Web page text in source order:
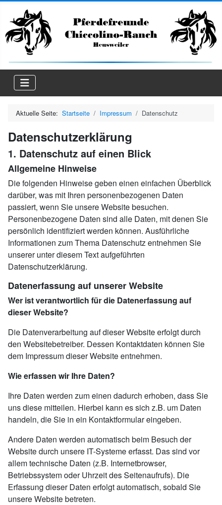
Aktuelle Seite: Startseite Impressum Datenschutz
Datenschutzerklärung
1. Datenschutz auf einen Blick
Allgemeine Hinweise
Die folgenden Hinweise geben einen einfachen Überblick
darüber, was mit Ihren personenbezogenen Daten
passiert, wenn Sie unsere Website besuchen.
Personenbezogene Daten sind alle Daten, mit denen Sie
persönlich identifiziert werden können. Ausführliche
Informationen zum Thema Datenschutz entnehmen Sie
unserer unter diesem Text aufgeführten
Datenschutzerklärung.
Datenerfassung auf unserer Website
Wer ist verantwortlich für die Datenerfassung auf
dieser Website?
Die Datenverarbeitung auf dieser Website erfolgt durch
den Websitebetreiber. Dessen Kontaktdaten können Sie
dem Impressum dieser Website entnehmen.
Wie erfassen wir Ihre Daten?
Ihre Daten werden zum einen dadurch erhoben, dass Sie
uns diese mitteilen. Hierbei kann es sich z.B. um Daten
handeln, die Sie in ein Kontaktformular eingeben.
Andere Daten werden automatisch beim Besuch der
Website durch unsere IT-Systeme erfasst. Das sind vor
allem technische Daten (z.B. Internetbrowser,
Betriebssystem oder Uhrzeit des Seitenaufrufs). Die
Erfassung dieser Daten erfolgt automatisch, sobald Sie
unsere Website betreten.